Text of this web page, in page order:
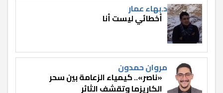
د.بهاء عمار
أخطائي ليست أنا
مروان حمدون
«ناصر».. كيمياء الزعامة بين سحر
الكاريزما وتقشف الثائر